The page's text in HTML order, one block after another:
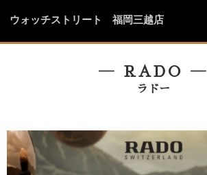
ウォッチストリート 福岡三越店
― RADO ―
ラドー